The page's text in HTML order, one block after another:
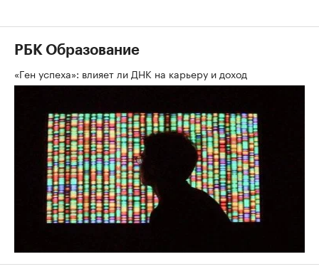
РБК Образование
«Ген успеха»: влияет ли ДНК на карьеру и доход